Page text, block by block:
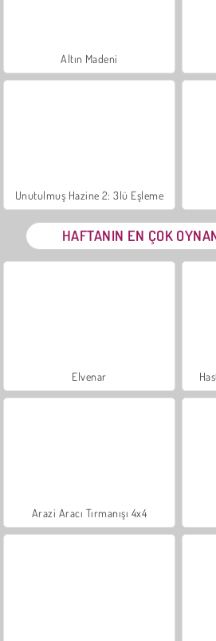
Altın Madeni
Unutulmuş Hazine 2: 3lü Eşleme
HAFTANIN EN ÇOK
Elvenar
Arazi Aracı Tırmanışı 4x4